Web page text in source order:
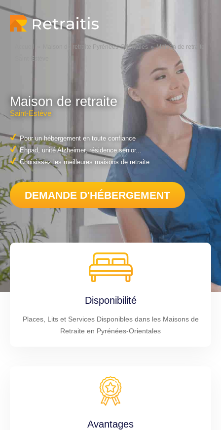
Maison de retraite Pyrénées-Orientales
Maison de retraite
Saint-Estève
Maison de retraite
Saint-Estève
Pour un hébergement en toute confiance
Ehpad, unité Alzheimer, résidence senior...
Choisissez les meilleures maisons de retraite
DEMANDE D'HÉBERGEMENT
Disponibilité
Places, Lits et Services Disponibles dans les Maisons de
Retraite en Pyrénées-Orientales
Avantages